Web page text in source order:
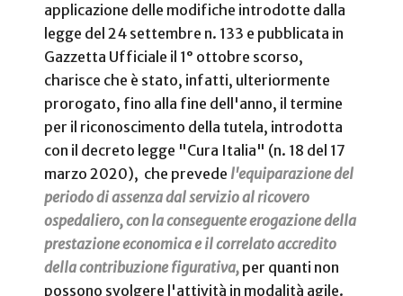
applicazione delle modifiche introdotte dalla
legge del 24 settembre n. 133 e pubblicata in
Gazzetta Ufficiale il 1° ottobre scorso,
charisce che è stato, infatti, ulteriormente
prorogato, fino alla fine dell'anno, il termine
per il riconoscimento della tutela, introdotta
con il decreto legge "Cura Italia" (n. 18 del 17
marzo 2020), che prevede l'equiparazione del
periodo di assenza dal servizio al ricovero
ospedaliero, con la conseguente erogazione della
prestazione economica e il correlato accredito
della contribuzione figurativa, per quanti non
possono svolgere l'attività in modalità agile.